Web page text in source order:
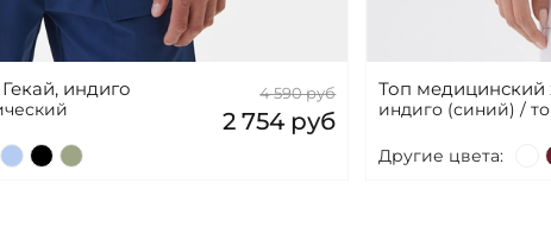
индиго 4 590 руб
2 754 руб
Топ медицинский
индиго (синий) /
Другие цвета: